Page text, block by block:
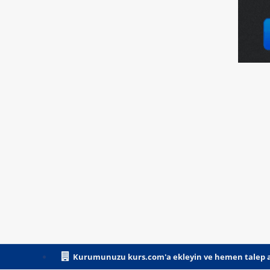
Kurumunuzu kurs.com'a ekleyin ve hemen talep